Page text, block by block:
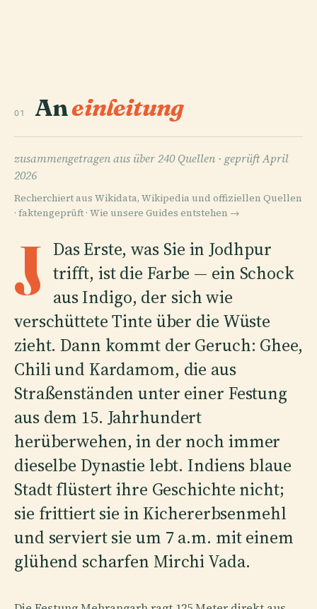
01 Aneinleitung
zusammengetragen aus über 240 Quellen · geprüft April
2026
Recherchiert aus Wikidata, Wikipedia und offiziellen Quellen
· faktengeprüft · Wie unsere Guides entstehen →
J Das Erste, was Sie in Jodhpur
trifft, ist die Farbe — ein Schock
aus Indigo, der sich wie
verschüttete Tinte über die Wüste
zieht. Dann kommt der Geruch: Ghee,
Chili und Kardamom, die aus
Straßenständen unter einer Festung
aus dem 15. Jahrhundert
herüberwehen, in der noch immer
dieselbe Dynastie lebt. Indiens blaue
Stadt flüstert ihre Geschichte nicht;
sie frittiert sie in Kichererbsenmehl
und serviert sie um 7 a.m. mit einem
glühend scharfen Mirchi Vada.